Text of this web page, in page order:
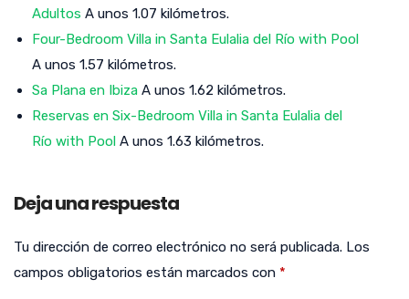
Adultos A unos 1.07 kilómetros.
Four-Bedroom Villa in Santa Eulalia del Río with Pool
A unos 1.57 kilómetros.
Sa Plana en Ibiza A unos 1.62 kilómetros.
Reservas en Six-Bedroom Villa in Santa Eulalia del
Río with Pool A unos 1.63 kilómetros.
Deja una respuesta
Tu dirección de correo electrónico no será publicada. Los
campos obligatorios están marcados con *